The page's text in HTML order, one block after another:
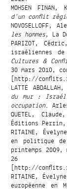
MOHSEN
d’un conflit
NOVOSELLOFF,
les hommes, La
PARIZOT,
israéliennes
Cultures &
30 mars 2010,
[http://
LATTE
du mur :
occupation.
QUETEL, Claude,
Éditions
RITAINE,
en politique
printemps
26
[http://
RITAINE,
européenne